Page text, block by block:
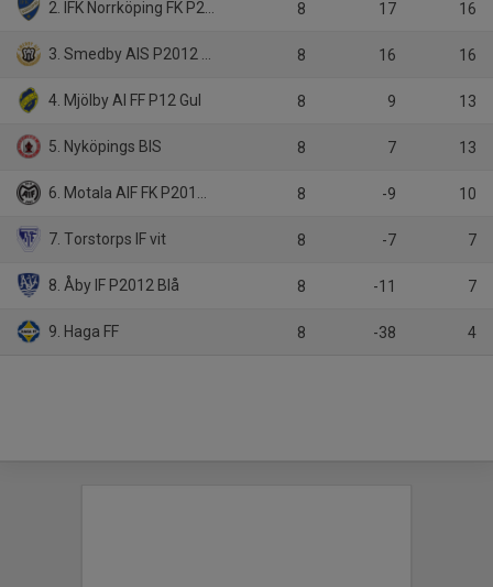
2. IFK Norrköping FK P2013 Röd 8 17 16
3. Smedby AIS P2012 Svart 8 16 16
4. Mjölby AI FF P12 Gul 8 9 13
5. Nyköpings BIS 8 7 13
6. Motala AIF FK P2012 Vit 8 -9 10
7. Torstorps IF vit 8 -7 7
8. Åby IF P2012 Blå 8 -11 7
9. Haga FF 8 -38 4